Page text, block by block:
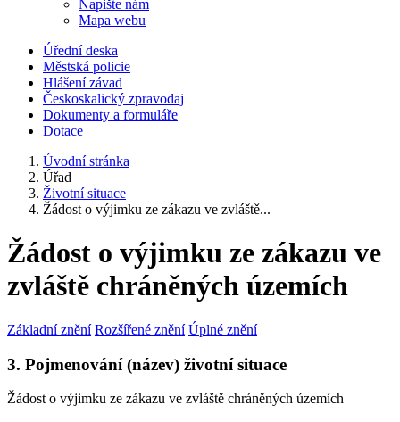
Napište nám
Mapa webu
Úřední deska
Městská policie
Hlášení závad
Českoskalický zpravodaj
Dokumenty a formuláře
Dotace
Úvodní stránka
Úřad
Životní situace
Žádost o výjimku ze zákazu ve zvláště...
Žádost o výjimku ze zákazu ve
zvláště chráněných územích
Základní znění Rozšířené znění Úplné znění
3. Pojmenování (název) životní situace
Žádost o výjimku ze zákazu ve zvláště chráněných územích